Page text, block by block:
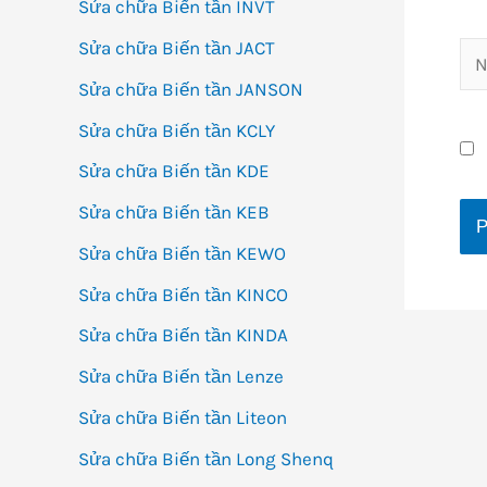
Sửa chữa Biến tần INVT
Sửa chữa Biến tần JACT
Sửa chữa Biến tần JANSON
Sửa chữa Biến tần KCLY
Sửa chữa Biến tần KDE
Sửa chữa Biến tần KEB
Sửa chữa Biến tần KEWO
Sửa chữa Biến tần KINCO
Sửa chữa Biến tần KINDA
Sửa chữa Biến tần Lenze
Sửa chữa Biến tần Liteon
Sửa chữa Biến tần Long Shenq